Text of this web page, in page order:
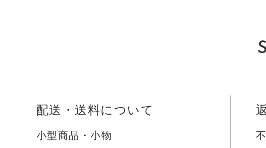
配送・送料について
小型商品・小物